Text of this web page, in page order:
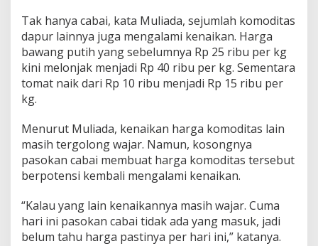
n
g
G
a
u
n
Tak hanya cabai, kata Muliada, sejumlah komoditas
dapur lainnya juga mengalami kenaikan. Harga
bawang putih yang sebelumnya Rp 25 ribu per kg
kini melonjak menjadi Rp 40 ribu per kg. Sementara
tomat naik dari Rp 10 ribu menjadi Rp 15 ribu per
kg.
Menurut Muliada, kenaikan harga komoditas lain
masih tergolong wajar. Namun, kosongnya
pasokan cabai membuat harga komoditas tersebut
berpotensi kembali mengalami kenaikan.
“Kalau yang lain kenaikannya masih wajar. Cuma
hari ini pasokan cabai tidak ada yang masuk, jadi
belum tahu harga pastinya per hari ini,” katanya.